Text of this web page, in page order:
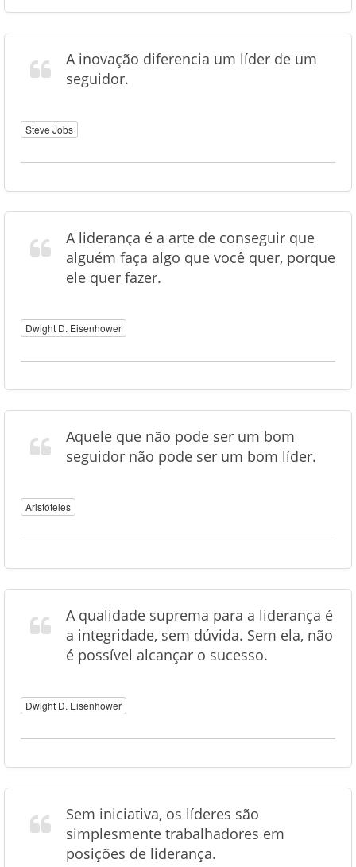
A inovação diferencia um líder de um
seguidor.
Steve Jobs
A liderança é a arte de conseguir que
alguém faça algo que você quer, porque
ele quer fazer.
Dwight D. Eisenhower
Aquele que não pode ser um bom
seguidor não pode ser um bom líder.
Aristóteles
A qualidade suprema para a liderança é
a integridade, sem dúvida. Sem ela, não
é possível alcançar o sucesso.
Dwight D. Eisenhower
Sem iniciativa, os líderes são
simplesmente trabalhadores em
posições de liderança.